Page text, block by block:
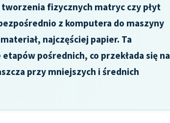
fizycznych matryc czy płyt
z komputera do maszyny
najczęściej papier. Ta
pośrednich, co przekłada się na
przy mniejszych i średnich